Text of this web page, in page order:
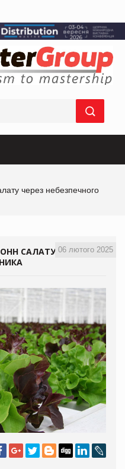
через небезпечного
06 лютого 2025
САЛАТУ